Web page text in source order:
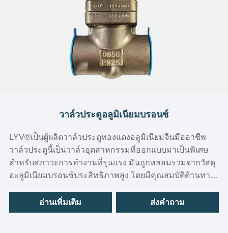
วาล์วประตูอลูมิเนียมบรอนซ์
LYV®เป็นผู้ผลิตวาล์วประตูทองแดงอลูมิเนียมจีนมืออาชีพ
วาล์วประตูนี้เป็นวาล์วอุตสาหกรรมที่ออกแบบมาเป็นพิเศษ
สำหรับสภาวะการทำงานที่รุนแรง มันถูกหลอมรวมจากวัสดุ
อะลูมิเนียมบรอนซ์ประสิทธิภาพสูง โดยมีคุณสมบัติต้านทาน
การสึกหรอได้ดี เหมาะอย่างยิ่งสำหรับสภาพแวดล้อมทาง
อุตสาหกรรมที่ซับซ้อนซึ่งมีสารกัดกร่อน เช่น น้ำทะเลและ
อ่านเพิ่มเติม ส่งคำถาม